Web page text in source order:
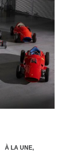
À LA UNE,